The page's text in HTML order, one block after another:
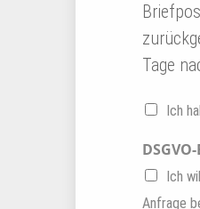
Tage
K
ü
n
d
i
g
Ich
Ich
Anfrage